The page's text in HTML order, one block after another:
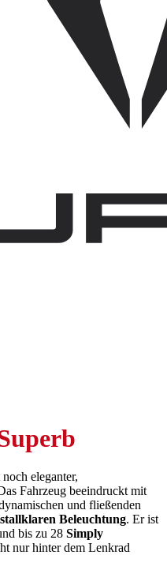
eleganter,
Fahrzeug beeindruckt mit
und fließenden
Beleuchtung. Er ist
bis zu 28 Simply
nur hinter dem Lenkrad